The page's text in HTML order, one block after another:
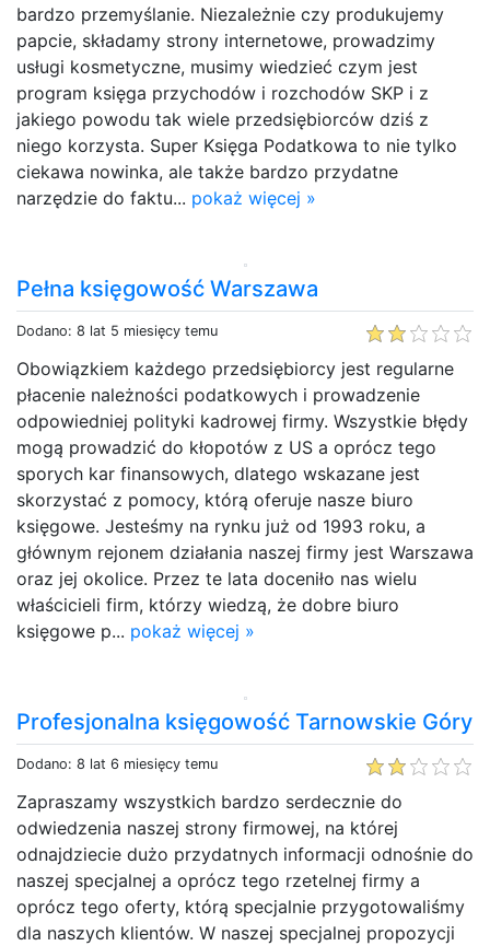
bardzo przemyślanie. Niezależnie czy produkujemy
papcie, składamy strony internetowe, prowadzimy
usługi kosmetyczne, musimy wiedzieć czym jest
program księga przychodów i rozchodów SKP i z
jakiego powodu tak wiele przedsiębiorców dziś z
niego korzysta. Super Księga Podatkowa to nie tylko
ciekawa nowinka, ale także bardzo przydatne
narzędzie do faktu... pokaż więcej »
Pełna księgowość Warszawa
Dodano: 8 lat 5 miesięcy temu
Obowiązkiem każdego przedsiębiorcy jest regularne
płacenie należności podatkowych i prowadzenie
odpowiedniej polityki kadrowej firmy. Wszystkie błędy
mogą prowadzić do kłopotów z US a oprócz tego
sporych kar finansowych, dlatego wskazane jest
skorzystać z pomocy, którą oferuje nasze biuro
księgowe. Jesteśmy na rynku już od 1993 roku, a
głównym rejonem działania naszej firmy jest Warszawa
oraz jej okolice. Przez te lata doceniło nas wielu
właścicieli firm, którzy wiedzą, że dobre biuro
księgowe p... pokaż więcej »
Profesjonalna księgowość Tarnowskie Góry
Dodano: 8 lat 6 miesięcy temu
Zapraszamy wszystkich bardzo serdecznie do
odwiedzenia naszej strony firmowej, na której
odnajdziecie dużo przydatnych informacji odnośnie do
naszej specjalnej a oprócz tego rzetelnej firmy a
oprócz tego oferty, którą specjalnie przygotowaliśmy
dla naszych klientów. W naszej specjalnej propozycji